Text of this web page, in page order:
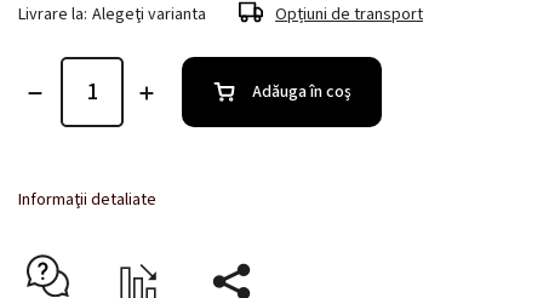
Livrare la: Alegeţi varianta Opțiuni de transport
Adăuga în coş
Informaţii detaliate